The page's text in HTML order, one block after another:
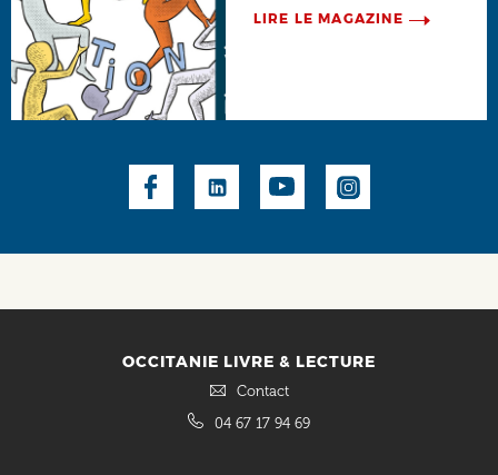
LIRE LE MAGAZINE
OCCITANIE LIVRE & LECTURE
Contact
04 67 17 94 69